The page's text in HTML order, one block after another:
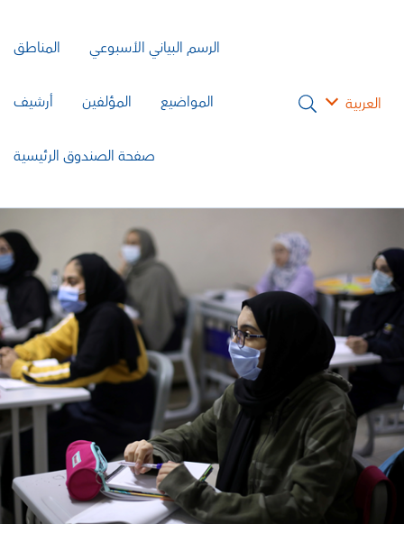
العربية
الرسم البياني الأسبوعي المناطق
المواضيع المؤلفين أرشيف
صفحة الصندوق الرئيسية